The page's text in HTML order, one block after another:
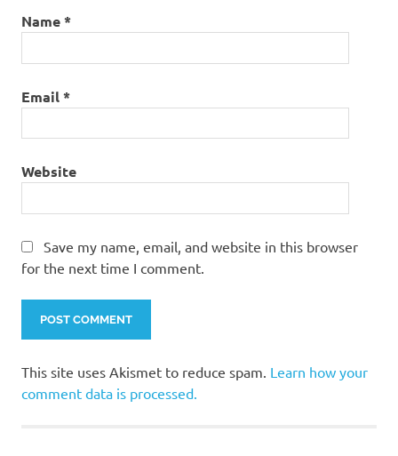
Name*
Email*
Website
Save my name, email, and website in this browser
for the next time I comment.
This site uses Akismet to reduce spam. Learn how your
comment data is processed.